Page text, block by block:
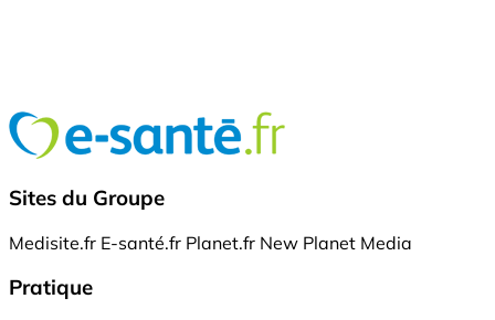
Sites du Groupe
Medisite.fr E-santé.fr Planet.fr New Planet Media
Pratique